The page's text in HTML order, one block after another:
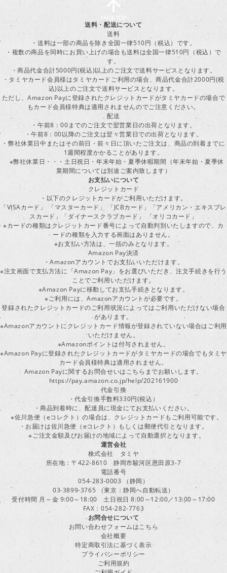
送料・配送について
送料
・送料は一部の商品を除き全国一律510円（税込）です。
・複数の商品を同時にお買い上げの場合も送料は全国一律510円（税込）で
す。
・商品代金合計5000円(税込)以上のご注文で送料サービスとなります。
・タミヤカード会員様はタミヤカードご利用の場合、商品代金合計2000円(税
込)以上のご注文で送料サービスとなります。
ただし、Amazon Payに登録されたクレジットカードがタミヤカードの場合で
もカード会員様特典は適用されませんのでご注意ください。
配送
・午前8：00までのご注文で翌営業日の出荷となります。
・午前8：00以降のご注文は翌々営業日での出荷となります。
・弊社休業日中またはその前日・前々日に頂いたご注文は、商品の到着までに
1週間程度かかることがあります。
※弊社休業日・・・土日祝日・年末年始・夏季休暇期間（年末年始・夏季休
業期間については別途ご案内致します）
お支払いについて
クレジットカード
・以下のクレジットカードがご利用いただけます。
「VISAカード」 「マスターカード」 「JCBカード」「アメリカン・エキスプレ
スカード」「ダイナースクラブカード」 「オリコカード」
※カードの種類はクレジットカード番号によって自動判別いたしますので、カ
ードの種類を入力する画面はありません。
※お支払い方法は、一括のみとなります。
Amazon Pay決済
・Amazonアカウントでお支払いいただけます。
※注文画面で支払方法に「Amazon Pay」をお選びいただき、注文手続きを行う
ことでご利用いただけます。
※Amazon Payに移動してお支払手続きとなります。
※ご利用には、Amazonアカウントが必要です。
登録されたクレジットカードのご利用状況によってはご利用いただけない場合
があります。
※Amazonアカウントにクレジットカード情報が登録されていない場合はご利用
いただけません。
※Amazonポイントは付与されません。
※Amazon Payに登録されたクレジットカードがタミヤカードの場合でもタミヤ
カード会員様特典は適用されません。
Amazon Payに関するお問合せいはこちらまでお願いします。
https://pay.amazon.co.jp/help/202161900
代金引換
・代金引換手数料330円(税込）
・商品到着時に、配達員に現金にてお支払いください。
※佐川急便（eコレクト）の場合は、クレジットカードもご利用可能です。
・お届けは佐川急便（eコレクト）もしくは郵便代引となります。
※ご注文金額及びお届けの地域によって自動選択となります。
運営会社
株式会社 タミヤ
所在地：〒422-8610 静岡市駿河区恩田原3-7
電話番号
054-283-0003 （静岡）
03-3899-3765 （東京：静岡へ自動転送）
受付時間 月～金 9:00～18:00 土日祝日 8:00～12:00／13:00～17:00
FAX：054-282-7763
お問合せについて
お問い合わせフォームはこちら
会社概要
特定商取引法に基づく表示
プライバシーポリシー
ご利用規約